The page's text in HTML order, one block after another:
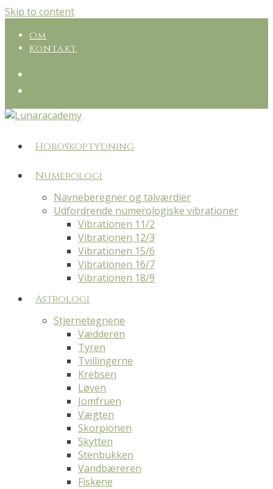
Skip to content
Om
Kontakt
Horoskoptydning
Numerologi
Navneberegner og talværdier
Udfordrende numerologiske vibrationer
Vibrationen 11/2
Vibrationen 12/3
Vibrationen 15/6
Vibrationen 16/7
Vibrationen 18/9
Astrologi
Stjernetegnene
Vædderen
Tyren
Tvillingerne
Krebsen
Løven
Jomfruen
Vægten
Skorpionen
Skytten
Stenbukken
Vandbæreren
Fiskene